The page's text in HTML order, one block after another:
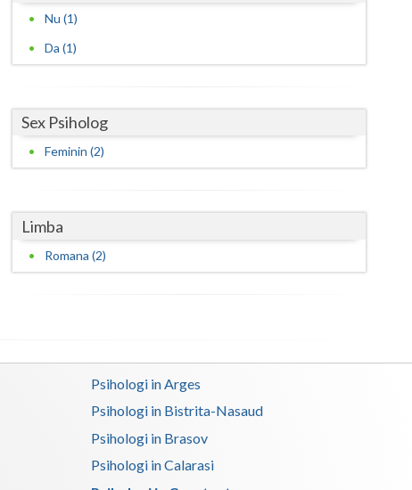
Vrancea
Nu (1)
Da (1)
Sex Psiholog
Feminin (2)
Limba
Romana (2)
Psihologi in Arges
Psihologi in Bistrita-Nasaud
Psihologi in Brasov
Psihologi in Calarasi